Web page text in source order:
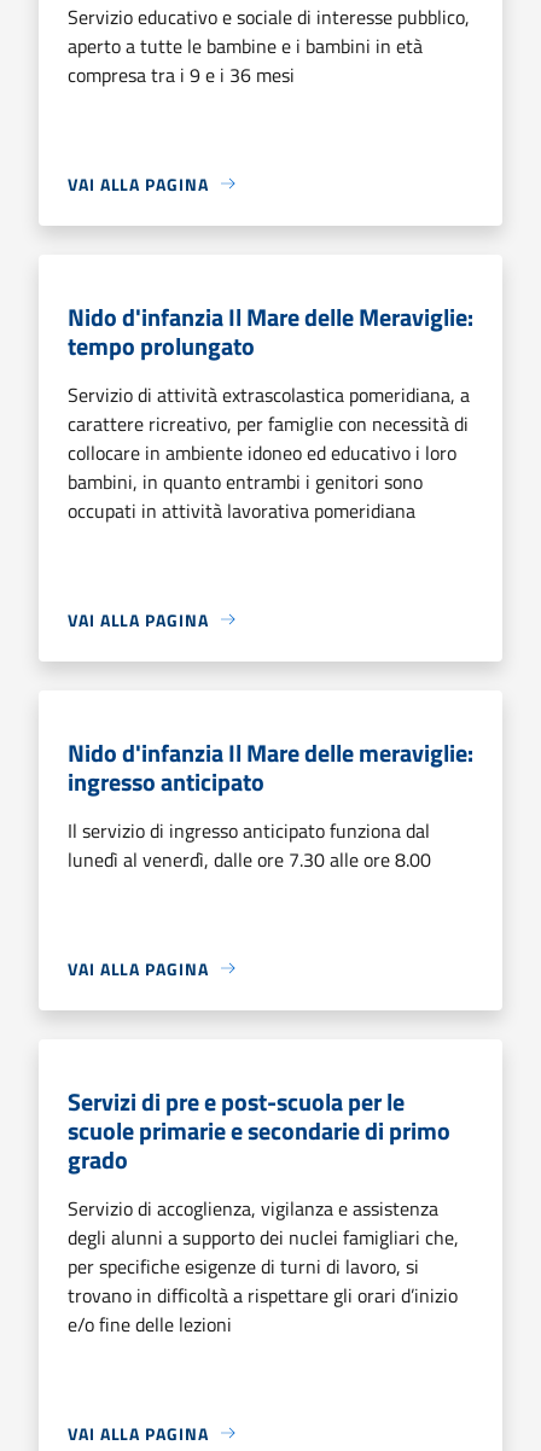
Servizio educativo e sociale di interesse pubblico,
aperto a tutte le bambine e i bambini in età
compresa tra i 9 e i 36 mesi
VAI ALLA PAGINA
Nido d'infanzia Il Mare delle Meraviglie:
tempo prolungato
Servizio di attività extrascolastica pomeridiana, a
carattere ricreativo, per famiglie con necessità di
collocare in ambiente idoneo ed educativo i loro
bambini, in quanto entrambi i genitori sono
occupati in attività lavorativa pomeridiana
VAI ALLA PAGINA
Nido d'infanzia Il Mare delle meraviglie:
ingresso anticipato
Il servizio di ingresso anticipato funziona dal
lunedì al venerdì, dalle ore 7.30 alle ore 8.00
VAI ALLA PAGINA
Servizi di pre e post-scuola per le
scuole primarie e secondarie di primo
grado
Servizio di accoglienza, vigilanza e assistenza
degli alunni a supporto dei nuclei famigliari che,
per specifiche esigenze di turni di lavoro, si
trovano in difficoltà a rispettare gli orari d’inizio
e/o fine delle lezioni
VAI ALLA PAGINA